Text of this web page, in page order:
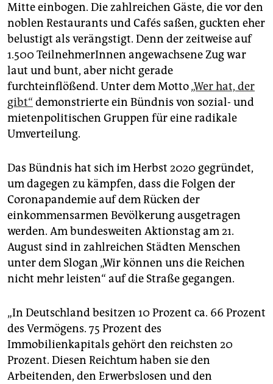
abo
genossenschaft
epaper login
Mitte einbogen. Die zahlreichen Gäste, die vor den
noblen Restaurants und Cafés saßen, guckten eher
belustigt als verängstigt. Denn der zeitweise auf
1.500 TeilnehmerInnen angewachsene Zug war
laut und bunt, aber nicht gerade
furchteinflößend. Unter dem Motto„Wer hat, der
gibt“ demonstrierte ein Bündnis von sozial- und
mietenpolitischen Gruppen für eine radikale
Umverteilung.
Das Bündnis hat sich im Herbst 2020 gegründet,
um dagegen zu kämpfen, dass die Folgen der
Coronapandemie auf dem Rücken der
einkommensarmen Bevölkerung ausgetragen
werden. Am bundesweiten Aktionstag am 21.
August sind in zahlreichen Städten Menschen
unter dem Slogan „Wir können uns die Reichen
nicht mehr leisten“ auf die Straße gegangen.
„In Deutschland besitzen 10 Prozent ca. 66 Prozent
des Vermögens. 75 Prozent des
Immobilienkapitals gehört den reichsten 20
Prozent. Diesen Reichtum haben sie den
Arbeitenden, den Erwerbslosen und den